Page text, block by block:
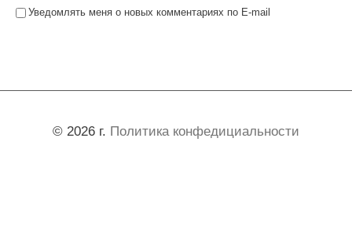
Уведомлять меня о новых комментариях по E-mail
© 2026 г. Политика конфедициальности